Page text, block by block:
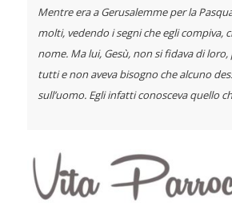
Mentre era a Gerusalemme per la
molti, vedendo i segni che egli compiva,
nome. Ma lui, Gesù, non si fidava di loro,
tutti e non aveva bisogno che alcuno
sull’uomo. Egli infatti conosceva quello